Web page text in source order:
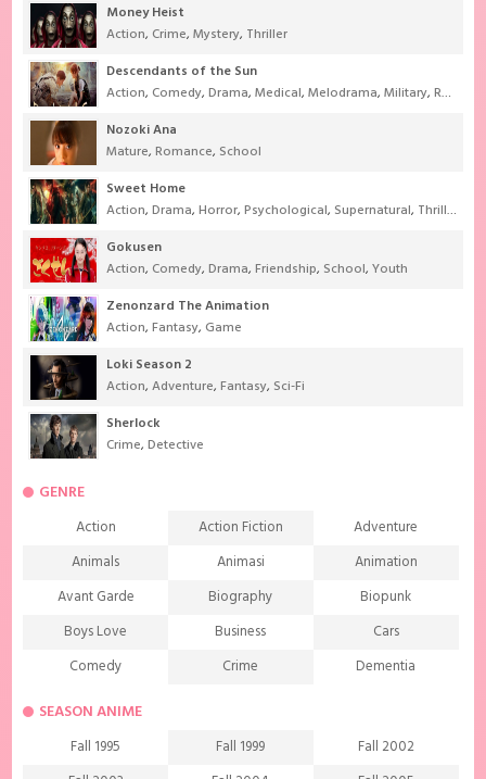
Money Heist
Action, Crime,Mystery, Thriller
Descendants of the Sun
Action, Comedy,Drama,Medical,Melodrama,Military,Romance
Nozoki Ana
Mature,Romance, School
Sweet Home
Action,Drama,Horror,Psychological, Supernatural, Thriller
Gokusen
Action, Comedy,Drama,Friendship, School,Youth
Zenonzard The Animation
Action,Fantasy, Game
Loki Season 2
Action,Adventure,Fantasy, Sci-Fi
Sherlock
Crime,Detective
GENRE
Action Action Fiction
Adventure
Animals
Animasi
Animation
Avant Garde
Biography
Biopunk
Boys Love
Business
Cars
Comedy
Crime
Dementia
Demons
Drama
Ecchi
Extreme sports
Family
Fantasy Food
SEASON ANIME
Fall 1995 Fall 1999
Fall 2002